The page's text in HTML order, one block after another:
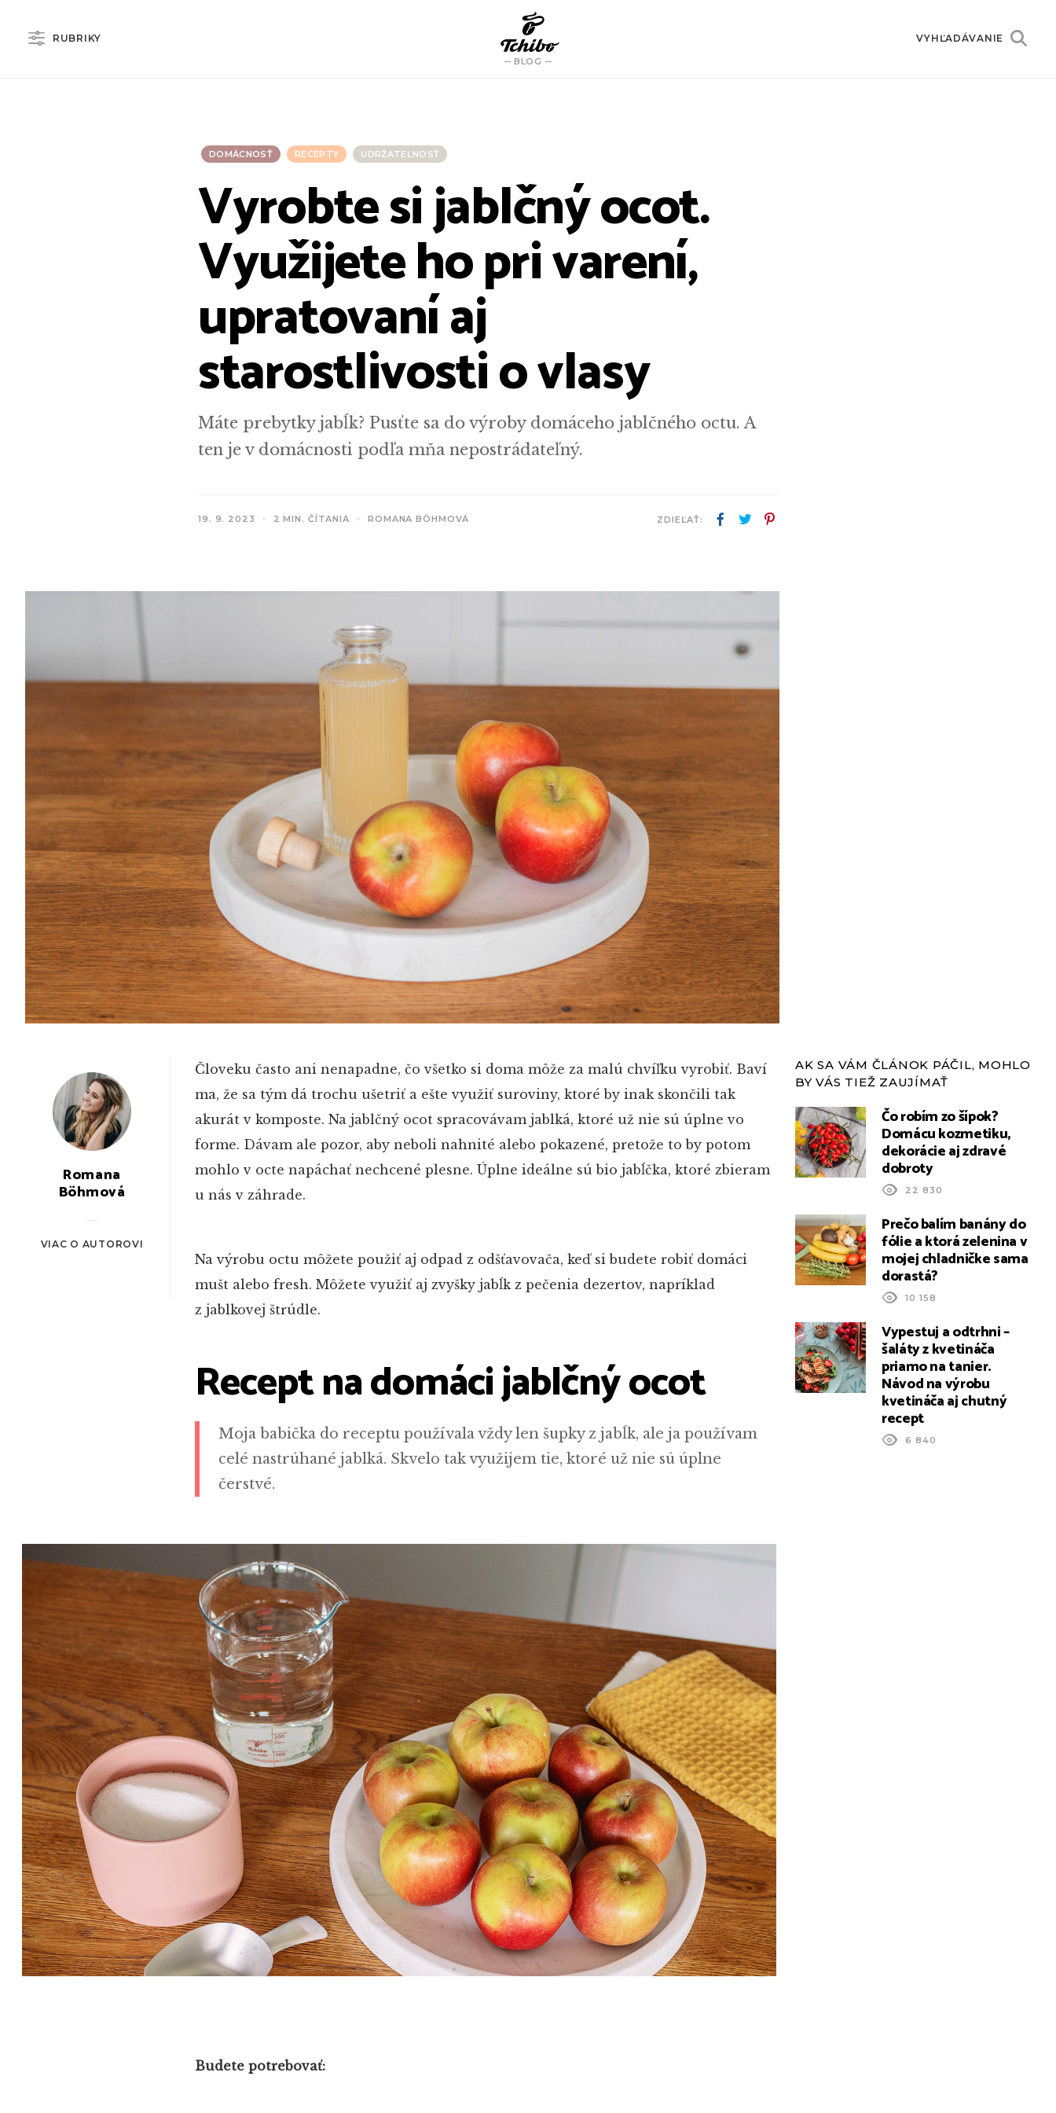
RUBRIKY
BLOG
VYHĽADÁVANIE
DOMÁCNOSŤ RECEPTY UDRŽATEĽNOSŤ
Vyrobte si jablčný ocot.
Využijete ho pri varení,
upratovaní aj
starostlivosti o vlasy
Máte prebytky jabĺk? Pusťte sa do výroby domáceho jablčného octu. A
ten je v domácnosti podľa mňa nepostrádateľný.
19. 9. 2023 2 MIN. ČÍTANIA ROMANA BÖHMOVÁ ZDIEĽAŤ:
Romana
Böhmová
VIAC O AUTOROVI
Človeku často ani nenapadne, čo všetko si doma môže za malú chvíľku vyrobiť. Baví
ma, že sa tým dá trochu ušetriť a ešte využiť suroviny, ktoré by inak skončili tak
akurát v komposte. Na jablčný ocot spracovávam jablká, ktoré už nie sú úplne vo
forme. Dávam ale pozor, aby neboli nahnité alebo pokazené, pretože to by potom
mohlo v octe napáchať nechcené plesne. Úplne ideálne sú bio jabĺčka, ktoré zbieram
u nás v záhrade.
Na výrobu octu môžete použiť aj odpad z odšťavovača, keď si budete robiť domáci
mušt alebo fresh. Môžete využiť aj zvyšky jabĺk z pečenia dezertov, napríklad
z jablkovej štrúdle.
Recept na domáci jablčný ocot
Moja babička do receptu používala vždy len šupky z jabĺk, ale ja používam
celé nastrúhané jablká. Skvelo tak využijem tie, ktoré už nie sú úplne
čerstvé.
Budete potrebovať:
AK SA VÁM ČLÁNOK PÁČIL, MOHLO
BY VÁS TIEŽ ZAUJÍMAŤ
Čo robím zo šípok?
Domácu kozmetiku,
dekorácie aj zdravé
dobroty
22 830
Prečo balím banány do
fólie a ktorá zelenina v
mojej chladničke sama
dorastá?
10 158
Vypestuj a odtrhni –
šaláty z kvetináča
priamo na tanier.
Návod na výrobu
kvetináča aj chutný
recept
6 840